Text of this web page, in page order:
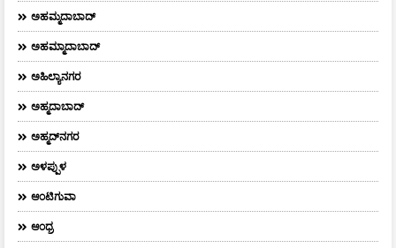
ಅಹಮ್ಮದಾಬಾದ್
ಅಹಮ್ಮಾದಾಬಾದ್
ಅಹಿಲ್ಯಾನಗರ
ಅಹ್ಮದಾಬಾದ್
ಅಹ್ಮದ್‌ನಗರ
ಅಳಪ್ಪುಳ
ಆಂಟಿಗುವಾ
ಆಂಧ್ರ